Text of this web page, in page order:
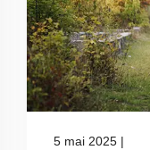
5 mai 2025 |